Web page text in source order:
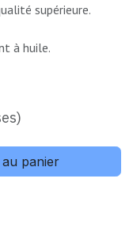
supérieure.
à huile.
panier